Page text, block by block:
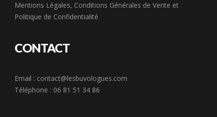
Mentions Légales, Conditions Générales de Vente et
Politique de Confidentialité
CONTACT
Email : contact@lesbuvologues.com
Téléphone : 06 81 51 34 86